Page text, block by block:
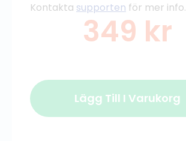
Kontakta supporten för mer info.
349 kr
Lägg Till I Varukorg